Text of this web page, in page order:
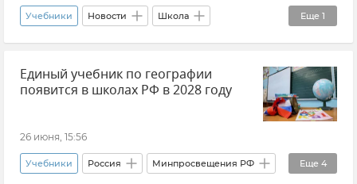
Еще 1
Учебники Новости Школа
Образование в России
Единый учебник по географии
появится в школах РФ в 2028 году
26 июня, 15:56
Еще 4
Учебники Россия Минпросвещения РФ